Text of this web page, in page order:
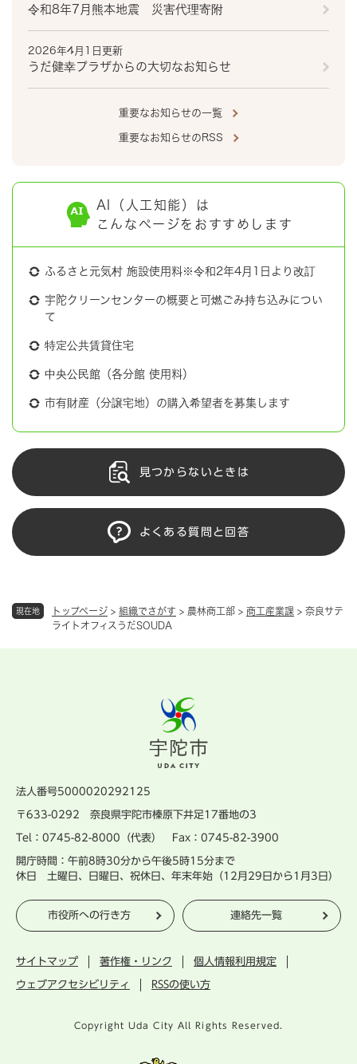
現在地 トップページ > 組織でさがす > 農林商工部 > 商工産業課 > 奈良サテ
ライトオフィスうだSOUDA
令和8年7月熊本地震 災害代理寄附
2026年4月1日更新
うだ健幸プラザからの大切なお知らせ
重要なお知らせの一覧
重要なお知らせのRSS
AI（人工知能）は
こんなページをおすすめします
ふるさと元気村 施設使用料※令和2年4月1日より改訂
宇陀クリーンセンターの概要と可燃ごみ持ち込みについ
て
特定公共賃貸住宅
中央公民館（各分館 使用料）
市有財産（分譲宅地）の購入希望者を募集します
見つからないときは
よくある質問と回答
法人番号5000020292125
〒633-0292 奈良県宇陀市榛原下井足17番地の3
Tel：0745-82-8000（代表） Fax：0745-82-3900
開庁時間：午前8時30分から午後5時15分まで
休日 土曜日、日曜日、祝休日、年末年始（12月29日から1月3日）
市役所への行き方 連絡先一覧
サイトマップ 著作権・リンク 個人情報利用規定
ウェブアクセシビリティ RSSの使い方
Copyright Uda City All Rights Reserved.